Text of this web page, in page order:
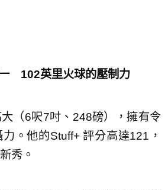
102英里火球的壓制力
（6呎7吋、248磅），擁有令
。他的Stuff+ 評分高達121，
秀。